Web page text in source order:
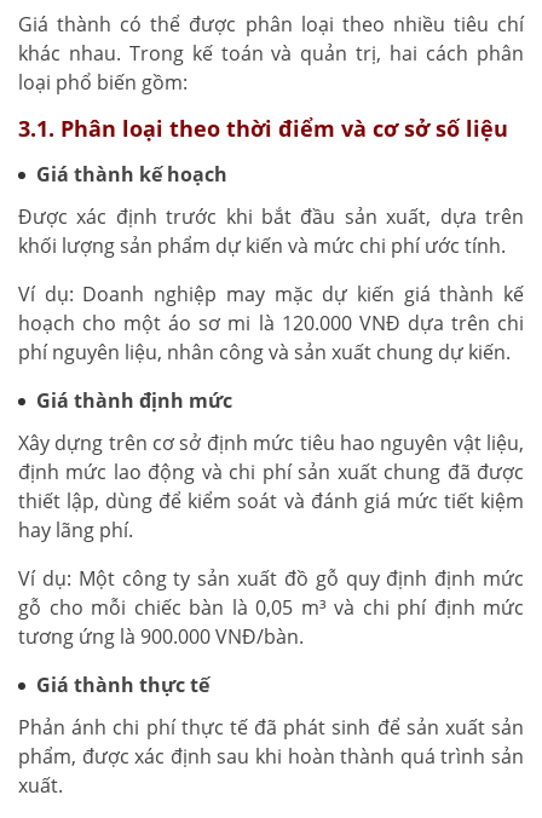
Giá thành có thể được phân loại theo nhiều tiêu chí
khác nhau. Trong kế toán và quản trị, hai cách phân
loại phổ biến gồm:
3.1. Phân loại theo thời điểm và cơ sở số liệu
Giá thành kế hoạch
Được xác định trước khi bắt đầu sản xuất, dựa trên
khối lượng sản phẩm dự kiến và mức chi phí ước tính.
Ví dụ: Doanh nghiệp may mặc dự kiến giá thành kế
hoạch cho một áo sơ mi là 120.000 VNĐ dựa trên chi
phí nguyên liệu, nhân công và sản xuất chung dự kiến.
Giá thành định mức
Xây dựng trên cơ sở định mức tiêu hao nguyên vật liệu,
định mức lao động và chi phí sản xuất chung đã được
thiết lập, dùng để kiểm soát và đánh giá mức tiết kiệm
hay lãng phí.
Ví dụ: Một công ty sản xuất đồ gỗ quy định định mức
gỗ cho mỗi chiếc bàn là 0,05 m³ và chi phí định mức
tương ứng là 900.000 VNĐ/bàn.
Giá thành thực tế
Phản ánh chi phí thực tế đã phát sinh để sản xuất sản
phẩm, được xác định sau khi hoàn thành quá trình sản
xuất.